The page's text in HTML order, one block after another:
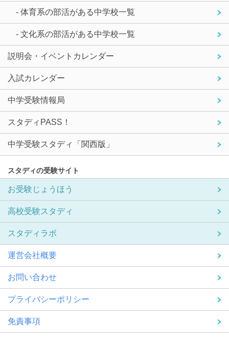
- 体育系の部活がある中学校一覧
- 文化系の部活がある中学校一覧
説明会・イベントカレンダー
入試カレンダー
中学受験情報局
スタディPASS！
中学受験スタディ「関西版」
スタディの受験サイト
お受験じょうほう
高校受験スタディ
スタディラボ
運営会社概要
お問い合わせ
プライバシーポリシー
免責事項